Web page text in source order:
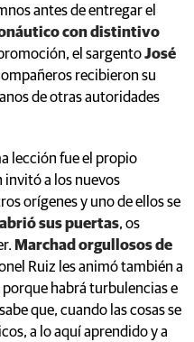
antes de entregar el
con distintivo
el sargentoJosé
recibieron su
de otras autoridades
lección fue el propio
invitó a los nuevos
orígenes y uno de ellos se
sus puertas, os
Marchad orgullosos de
Ruiz les animó también a
habrá turbulencias e
que, cuando las cosas se
a lo aquí aprendido y a